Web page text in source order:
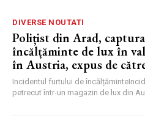
DIVERSE NOUTATI
Polițist din Arad,
încălțăminte de lux în
în Austria, expus de
Incidentul furtului de
petrecut într-un magazin de lux din